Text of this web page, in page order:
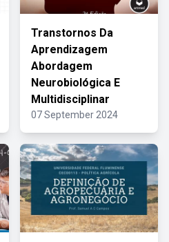
Transtornos Da
Aprendizagem
Abordagem
Neurobiológica E
Multidisciplinar
07 September 2024